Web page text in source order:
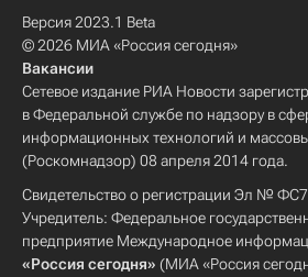
Версия 2023.1 Beta
© 2026 МИА «Россия сегодня»
Вакансии
Сетевое издание РИА Новости
в Федеральной службе по надзору в
информационных технологий и
(Роскомнадзор) 08 апреля 2014 года.
Свидетельство о регистрации Эл №
Учредитель: Федеральное
предприятие Международное
«Россия сегодня» (МИА «Россия